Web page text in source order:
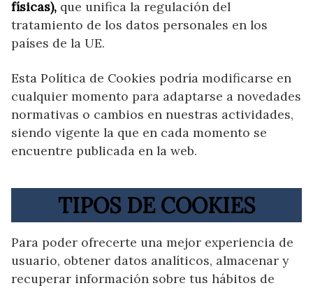
físicas), que unifica la regulación del
tratamiento de los datos personales en los
países de la UE.
Esta Política de Cookies podría modificarse en
cualquier momento para adaptarse a novedades
normativas o cambios en nuestras actividades,
siendo vigente la que en cada momento se
encuentre publicada en la web.
TIPOS DE COOKIES
Para poder ofrecerte una mejor experiencia de
usuario, obtener datos analíticos, almacenar y
recuperar información sobre tus hábitos de